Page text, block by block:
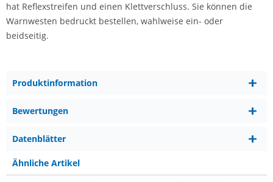
hat Reflexstreifen und einen Klettverschluss. Sie können die
Warnwesten bedruckt bestellen, wahlweise ein- oder
beidseitig.
Produktinformation
Bewertungen
Datenblätter
Ähnliche Artikel